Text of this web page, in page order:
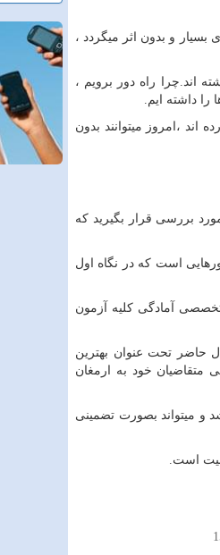
و بدون اثر میگردد ،
اند.چرا راه دور برویم ،
،امروز میتوانند بدون
بررسی قرار بگیرید که
است که در نگاه اول
آمادگی کلیه آزمون
حاضر تحت عنوان بهترین
متقاضیان خود به ارمغان
و میتواند بصورت تضمینی
است.